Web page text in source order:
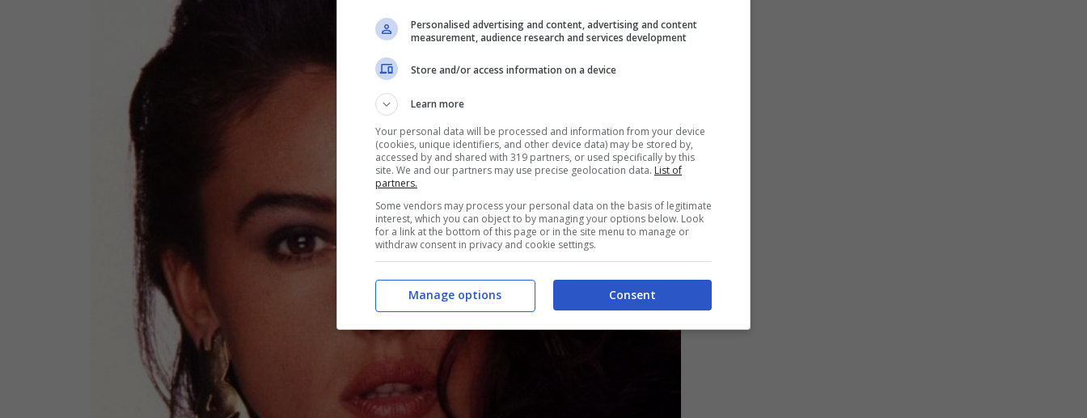
Personalised advertising and content, advertising and content
measurement, audience research and services development
Store and/or access information on a device
Learn more
Your personal data will be processed and information from your device
(cookies, unique identifiers, and other device data) may be stored by,
accessed by and shared with 319 partners, or used specifically by this
site. We and our partners may use precise geolocation data. List of
partners.
Some vendors may process your personal data on the basis of legitimate
interest, which you can object to by managing your options below. Look
for a link at the bottom of this page or in the site menu to manage or
withdraw consent in privacy and cookie settings.
Consent
Manage options